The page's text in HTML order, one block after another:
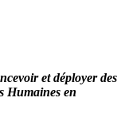
et déployer des
Humaines en